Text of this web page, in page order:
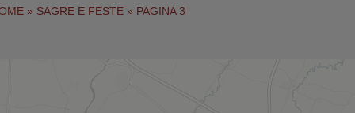
» SAGRE E FESTE » PAGINA 3